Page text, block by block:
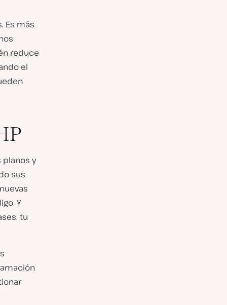
Es más
reduce
el
planos y
sus
Y
tu